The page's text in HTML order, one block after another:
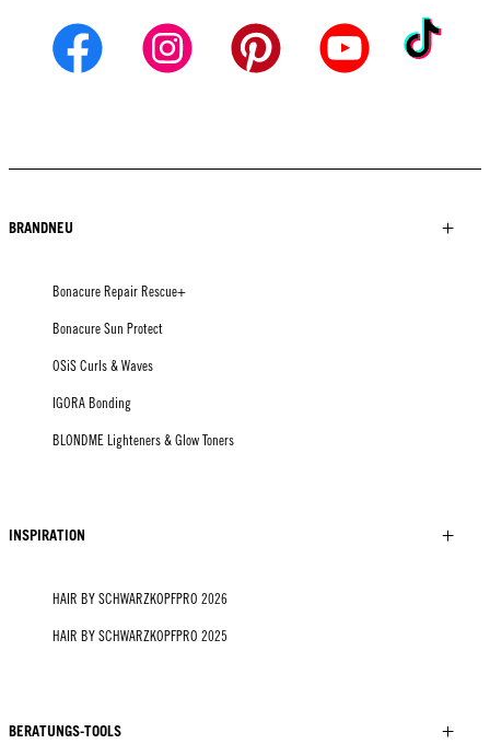
BRANDNEU
Bonacure Repair Rescue+
Bonacure Sun Protect
OSiS Curls & Waves
IGORA Bonding
BLONDME Lighteners & Glow Toners
INSPIRATION
HAIR BY SCHWARZKOPFPRO 2026
HAIR BY SCHWARZKOPFPRO 2025
BERATUNGS-TOOLS